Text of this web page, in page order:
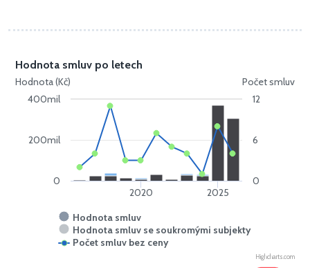
Hodnota (Kč) Počet smluv
Hodnota smluv po letech
Hodnota smluv
Hodnota smluv se soukromými subjekty
Počet smluv bez ceny
2020 2025
0
200mil
400mil
0
6
12
Highcharts.com